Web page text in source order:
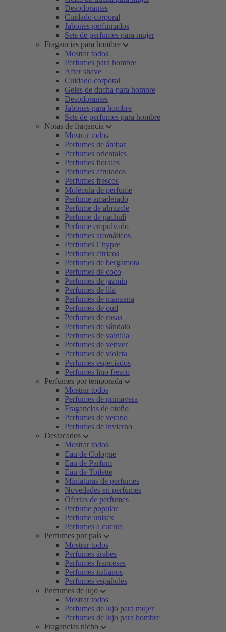
Desodorantes
Cuidado corporal
Jabones perfumados
Sets de perfumes para mujer
Fragancias para hombre
Mostrar todos
Perfumes para hombre
After shave
Cuidado corporal
Geles de ducha para hombre
Desodorantes
Jabones para hombre
Sets de perfumes para hombre
Notas de fragancia
Mostrar todos
Perfumes de ámbar
Perfumes orientales
Perfumes florales
Perfumes afrutados
Perfumes frescos
Molécula de perfume
Perfume amaderado
Perfume de almizcle
Perfume de pachulí
Perfume empolvado
Perfumes aromáticos
Perfumes Chypre
Perfumes citricos
Perfumes de bergamota
Perfumes de coco
Perfumes de jazmín
Perfumes de lila
Perfumes de manzana
Perfumes de oud
Perfumes de rosas
Perfumes de sándalo
Perfumes de vainilla
Perfumes de vetiver
Perfumes de violeta
Perfumes especiados
Perfumes lino fresco
Perfumes por temporada
Mostrar todos
Perfumes de primavera
Fragancias de otoño
Perfumes de verano
Perfumes de invierno
Destacados
Mostrar todos
Eau de Cologne
Eau de Parfum
Eau de Toilette
Miniaturas de perfumes
Novedades en perfumes
Ofertas de perfumes
Perfume popular
Perfume unisex
Perfumes a cuenta
Perfumes por país
Mostrar todos
Perfumes árabes
Perfumes franceses
Perfumes italianos
Perfumes españoles
Perfumes de lujo
Mostrar todos
Perfumes de lujo para mujer
Perfumes de lujo para hombre
Fragancias nicho